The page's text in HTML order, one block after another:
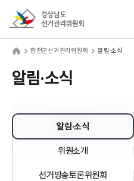
합천군선거관리위원회 알림·소식
알림·소식
알림·소식
위원소개
선거방송토론위원회